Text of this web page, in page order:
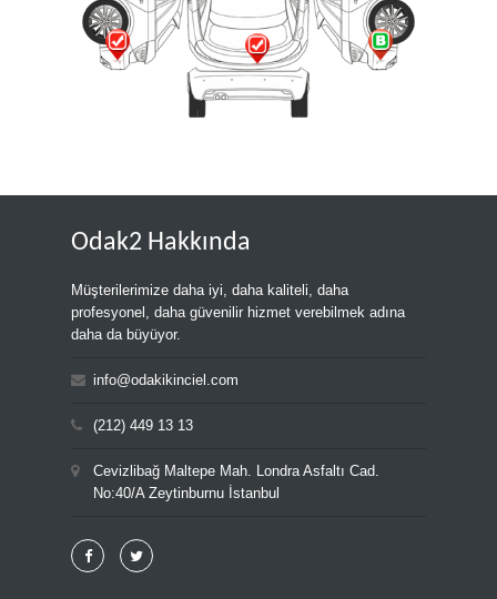
Odak2 Hakkında
Müşterilerimize daha iyi, daha kaliteli, daha
profesyonel, daha güvenilir hizmet verebilmek adına
daha da büyüyor.
info@odakikinciel.com
(212) 449 13 13
Cevizlibağ Maltepe Mah. Londra Asfaltı Cad.
No:40/A Zeytinburnu İstanbul